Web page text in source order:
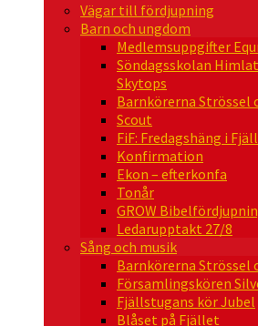
Vägar till fördjupning
Barn och ungdom
Medlemsuppgifter
Söndagsskolan
Skytops
Barnkörerna Strössel
Scout
FiF: Fredagshäng i
Konfirmation
Ekon – efterkonfa
Tonår
GROW
Ledarupptakt 27/8
Sång och musik
Barnkörerna Strössel
Församlingskören
Fjällstugans kör Jubel
Blåset på Fjället